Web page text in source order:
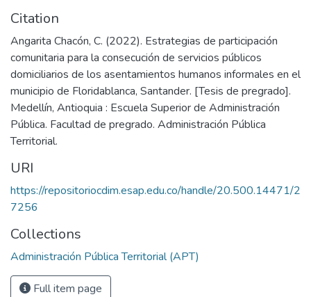
Citation
Angarita Chacón, C. (2022). Estrategias de participación
comunitaria para la consecución de servicios públicos
domiciliarios de los asentamientos humanos informales en el
municipio de Floridablanca, Santander. [Tesis de pregrado].
Medellín, Antioquia : Escuela Superior de Administración
Pública. Facultad de pregrado. Administración Pública
Territorial.
URI
https://repositoriocdim.esap.edu.co/handle/20.500.14471/2
7256
Collections
Administración Pública Territorial (APT)
Full item page